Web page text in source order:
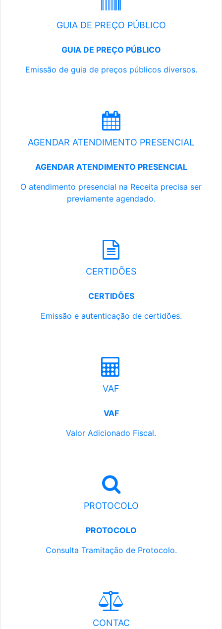
GUIA DE PREÇO PÚBLICO
GUIA DE PREÇO PÚBLICO
Emissão de guia de preços públicos diversos.
AGENDAR ATENDIMENTO PRESENCIAL
AGENDAR ATENDIMENTO PRESENCIAL
O atendimento presencial na Receita precisa ser
previamente agendado.
CERTIDÕES
CERTIDÕES
Emissão e autenticação de certidões.
VAF
VAF
Valor Adicionado Fiscal.
PROTOCOLO
PROTOCOLO
Consulta Tramitação de Protocolo.
CONTAC